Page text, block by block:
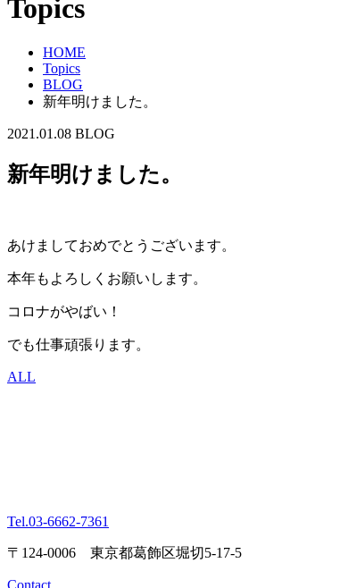
Topics
HOME
Topics
BLOG
新年明けました。
2021.01.08 BLOG
新年明けました。
あけましておめでとうございます。
本年もよろしくお願いします。
コロナがやばい！
でも仕事頑張ります。
ALL
Tel.03-6662-7361
〒124-0006 東京都葛飾区堀切5-17-5
Contact